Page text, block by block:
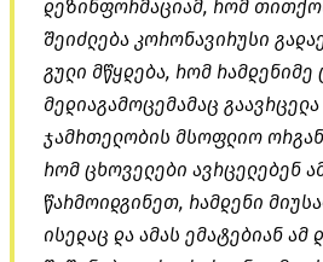
დეზინფორმაციამ, რომ
შეიძლება კორონავირუსი
გული მწყდება, რომ რამდენიმე
მედიაგამოცემამაც
ჯამრთელობის მსოფლიო
რომ ცხოველები ავრცელებენ
წარმოიდგინეთ, რამდენი
ისედაც და ამას ემატებიან